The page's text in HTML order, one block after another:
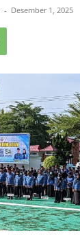
- Desember 1, 2025